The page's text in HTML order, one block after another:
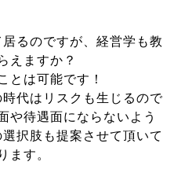
るのですが、経営学も教
えますか？
とは可能です！
代はリスクも生じるので
や待遇面にならないよう
択肢も提案させて頂いて
ます。